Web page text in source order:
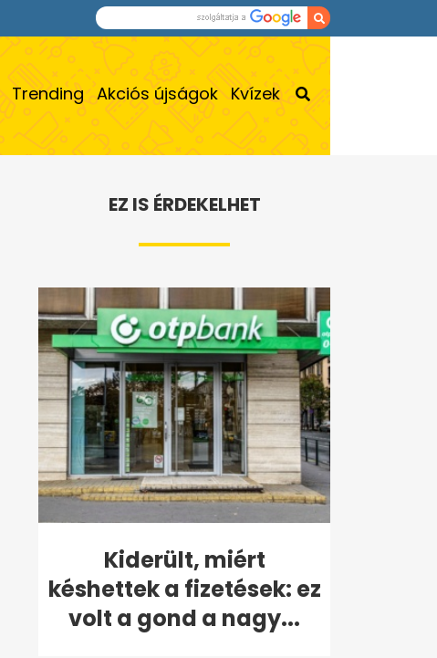
Trending Akciós újságok Kvízek
EZ IS ÉRDEKELHET
Kiderült, miért
késhettek a fizetések: ez
volt a gond a nagy...